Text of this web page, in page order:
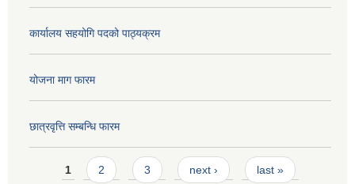
कार्यालय सहयोगि पदको पाठ्यक्रम
योजना माग फारम
छात्रवृत्ति सम्बन्धि फारम
Pages
1 2 3 next › last »